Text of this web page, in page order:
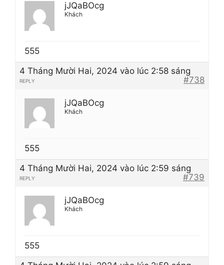
jJQaBOcg
Khách
555
4 Tháng Mười Hai, 2024 vào lúc 2:58 sáng
#738
REPLY
jJQaBOcg
Khách
555
4 Tháng Mười Hai, 2024 vào lúc 2:59 sáng
#739
REPLY
jJQaBOcg
Khách
555